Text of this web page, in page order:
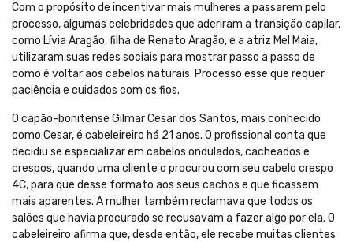
Com o propósito de incentivar mais mulheres a passarem pelo
processo, algumas celebridades que aderiram a transição capilar,
como Lívia Aragão, filha de Renato Aragão, e a atriz Mel Maia,
utilizaram suas redes sociais para mostrar passo a passo de
como é voltar aos cabelos naturais. Processo esse que requer
paciência e cuidados com os fios.
O capão-bonitense Gilmar Cesar dos Santos, mais conhecido
como Cesar, é cabeleireiro há 21 anos. O profissional conta que
decidiu se especializar em cabelos ondulados, cacheados e
crespos, quando uma cliente o procurou com seu cabelo crespo
4C, para que desse formato aos seus cachos e que ficassem
mais aparentes. A mulher também reclamava que todos os
salões que havia procurado se recusavam a fazer algo por ela. O
cabeleireiro afirma que, desde então, ele recebe muitas clientes